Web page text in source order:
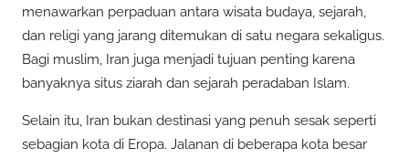
menawarkan perpaduan antara wisata budaya, sejarah,
dan religi yang jarang ditemukan di satu negara sekaligus.
Bagi muslim, Iran juga menjadi tujuan penting karena
banyaknya situs ziarah dan sejarah peradaban Islam.
Selain itu, Iran bukan destinasi yang penuh sesak seperti
sebagian kota di Eropa. Jalanan di beberapa kota besar